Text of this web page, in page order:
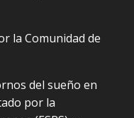
la Comunidad de
del sueño en
por la